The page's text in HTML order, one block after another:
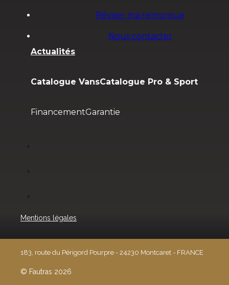
Réviser ma remorque
Nous contacter
Actualités
Catalogue VansCatalogue Pro & Sport
FinancementGarantie
Mentions légales
183, route du Périgord Pourpre - 24230 Montcaret - FRANCE
© Fautras 2026